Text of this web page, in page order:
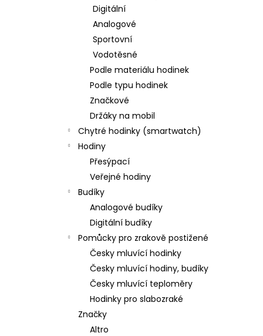
Digitální
Analogové
Sportovní
Vodotěsné
Podle materiálu hodinek
Podle typu hodinek
Značkové
Držáky na mobil
Chytré hodinky (smartwatch)
Hodiny
Přesýpací
Veřejné hodiny
Budíky
Analogové budíky
Digitální budíky
Pomůcky pro zrakově postižené
Česky mluvící hodinky
Česky mluvící hodiny, budíky
Česky mluvící teploměry
Hodinky pro slabozraké
Značky
Altro
DÁMSKÉ HODINKY GTUP® BELLISSIMA
SKLADEM V ČR
598 Kč
Původně: 1 200 Kč